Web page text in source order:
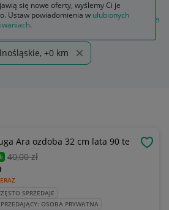
i Ogród Wyposażenie
piórnik z wyposażeniem plecak
+0 km
Ara ozdoba 32 cm lata 90 te
40,00 zł
SPRZEDAJE
OSOBA PRYWATNA
się nowe oferty, wyślemy Ci je
Ustaw powiadomienia w ulubionych
.